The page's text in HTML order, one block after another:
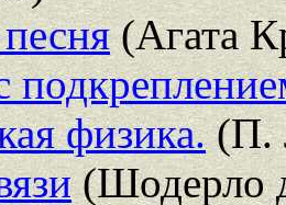
(Агата
физика.(П.
(Шодерло